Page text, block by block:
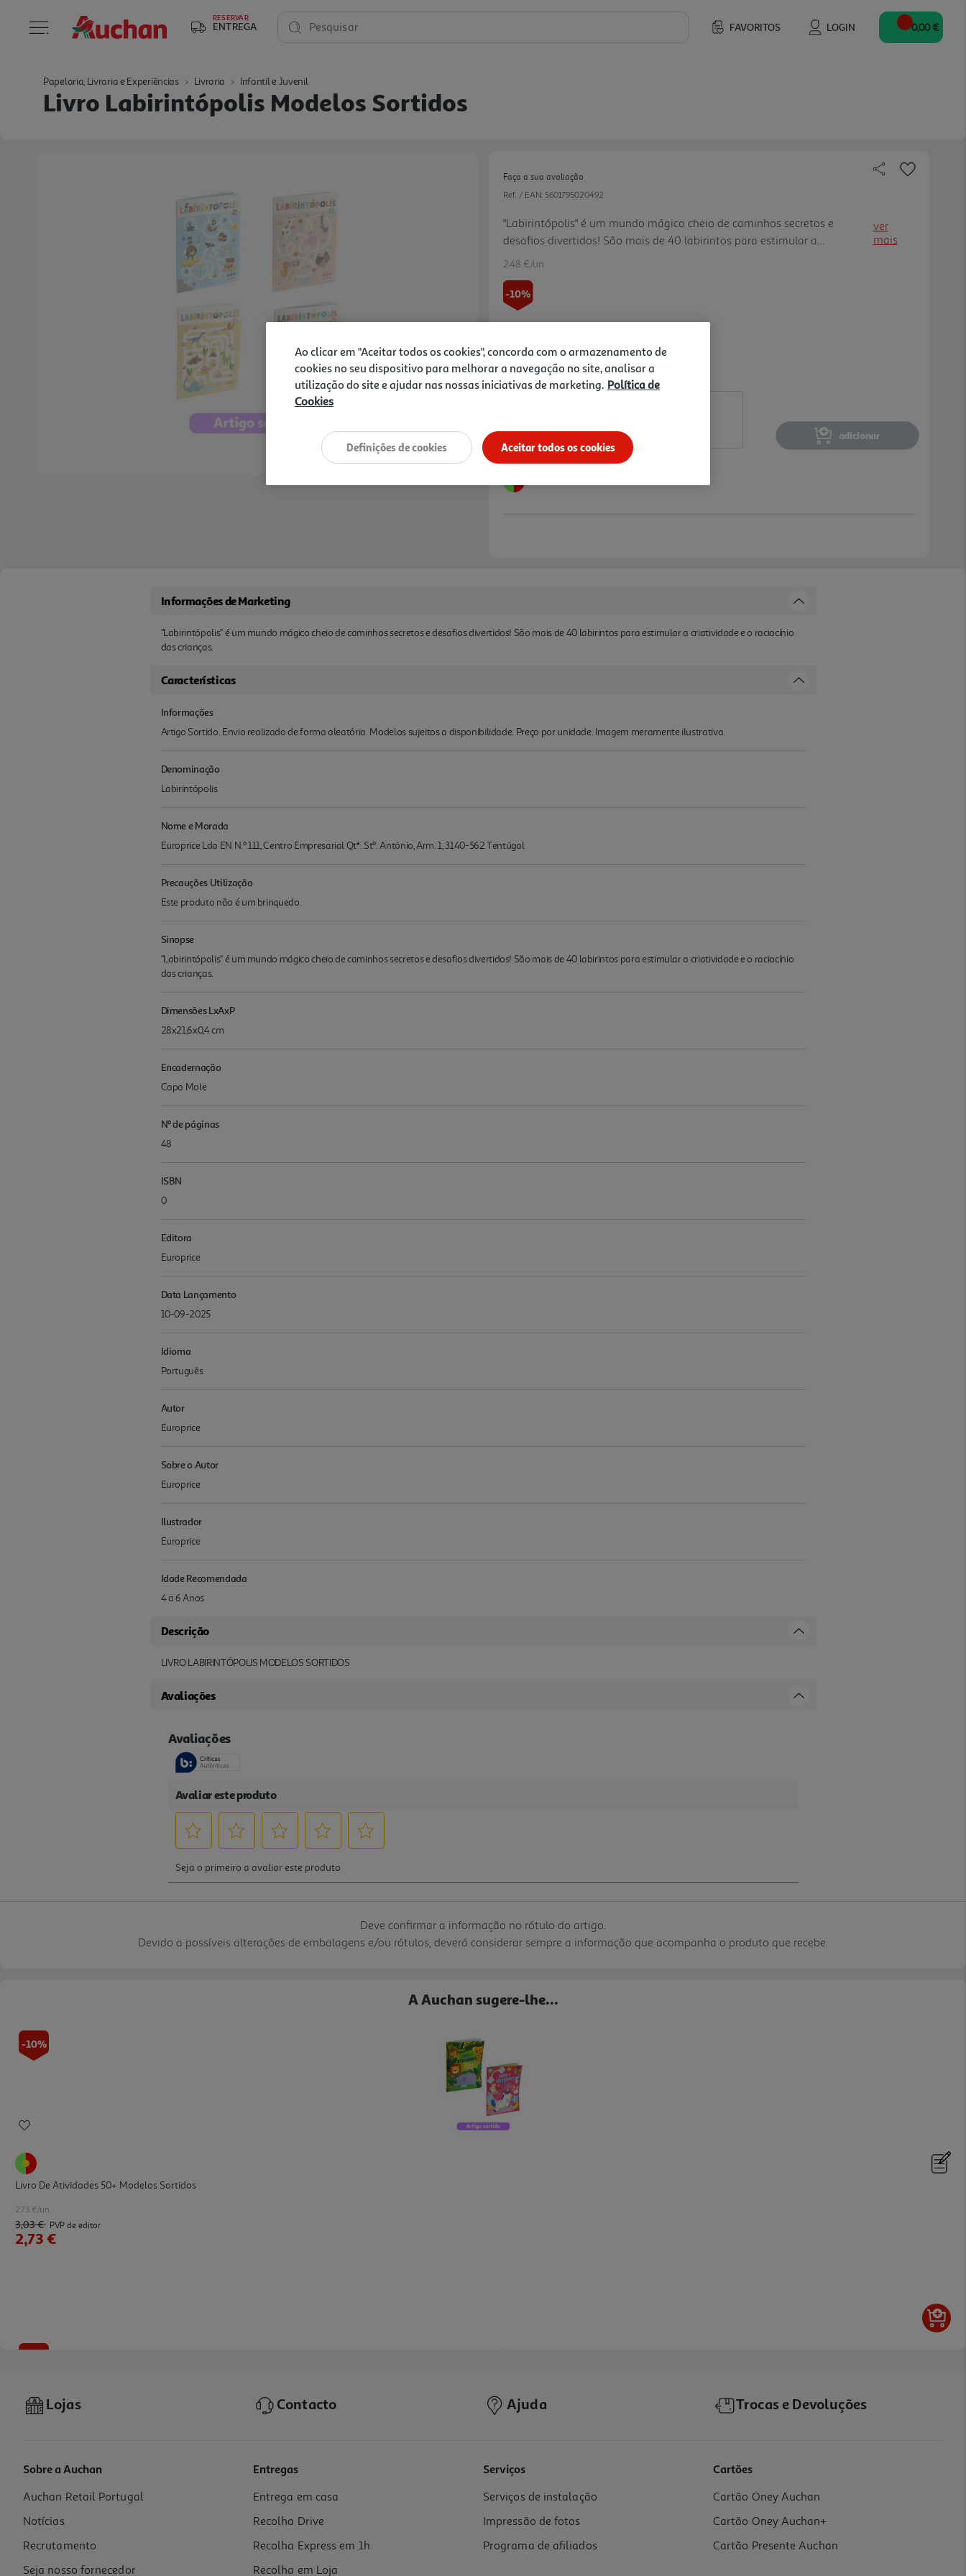
RESERVAR
ENTREGA FAVORITOS LOGIN
Pesquisar 0,00 €
Papelaria, Livraria e Experiências Livraria Infantil e Juvenil
Livro Labirintópolis Modelos Sortidos
Faça a sua avaliação
Ref. / EAN: 5601795020492
"Labirintópolis" é um mundo mágico cheio de caminhos secretos e
desafios divertidos! São mais de 40 labirintos para estimular a
criatividade e o raciocínio das crianças.
ver
mais
2.48 €/un
-10%
2,48 €
Notas de preparação
adicionar
Informações de Marketing
"Labirintópolis" é um mundo mágico cheio de caminhos secretos e desafios divertidos! São mais de 40 labirintos para estimular a criatividade e o raciocínio
das crianças.
Características
Informações
Artigo Sortido. Envio realizado de forma aleatória. Modelos sujeitos a disponibilidade. Preço por unidade. Imagem meramente ilustrativa.
Denominação
Labirintópolis
Nome e Morada
Europrice Lda EN N.º 111, Centro Empresarial Qtª. Stº. António, Arm. 1, 3140-562 Tentúgal
Precauções Utilização
Este produto não é um brinquedo.
Sinopse
"Labirintópolis" é um mundo mágico cheio de caminhos secretos e desafios divertidos! São mais de 40 labirintos para estimular a criatividade e o raciocínio
das crianças.
Dimensões LxAxP
28x21,6x0,4 cm
Encadernação
Capa Mole
Nº de páginas
48
ISBN
0
Editora
Europrice
Data Lançamento
10-09-2025
Idioma
Português
Autor
Europrice
Sobre o Autor
Europrice
Ilustrador
Europrice
Idade Recomendada
4 a 6 Anos
Descrição
LIVRO LABIRINTÓPOLIS MODELOS SORTIDOS
Avaliações
Deve confirmar a informação no rótulo do artigo.
Devido a possíveis alterações de embalagens e/ou rótulos, deverá considerar sempre a informação que acompanha o produto que recebe.
A Auchan sugere-lhe...
-10%
Livro De Atividades 50+ Modelos Sortidos
2.73 €/un
3,03 € PVP de editor
2,73 €
Colorir-Colagens (actividades) Modelos Sortidos
0.04 €/un
1,05 €
Lojas Contacto Ajuda Trocas e Devoluções
Sobre a Auchan
Auchan Retail Portugal
Notícias
Recrutamento
Seja nosso fornecedor
Entregas
Entrega em casa
Recolha Drive
Recolha Express em 1h
Recolha em Loja
Serviços
Serviços de instalação
Impressão de fotos
Programa de afiliados
Cartões
Cartão Oney Auchan
Cartão Oney Auchan+
Cartão Presente Auchan
Ao clicar em "Aceitar todos os cookies", concorda com o armazenamento de
cookies no seu dispositivo para melhorar a navegação no site, analisar a
utilização do site e ajudar nas nossas iniciativas de marketing. Política de
Cookies
Aceitar todos os cookies
Definições de cookies